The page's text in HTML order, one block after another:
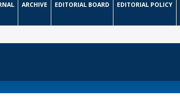
ARCHIVE EDITORIAL BOARD EDITORIAL POLICY